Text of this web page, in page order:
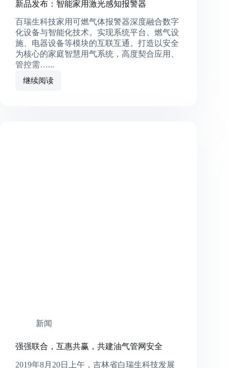
新品发布：智能家用激光感知报警器
百瑞生科技家用可燃气体报警器深度融合数字
化设备与智能化技术。实现系统平台、燃气设
施、电器设备等模块的互联互通。打造以安全
为核心的家庭智慧用气系统，高度契合应用、
管控需…...
继续阅读
新闻
强强联合，互惠共赢，共建油气管网安全
2019年8月20日上午，吉林省白瑞生科技发展